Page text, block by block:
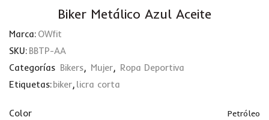
Biker Metálico Azul Aceite
Marca: OWfit
SKU: BBTP-AA
Categorías Bikers, Mujer, Ropa Deportiva
Etiquetas:biker, licra corta
Color Petróleo